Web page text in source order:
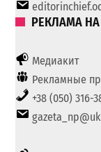
РЕКЛАМА НА
Медиакит
Рекламные
+38 (050) 316-